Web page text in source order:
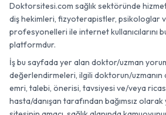
Doktorsitesi.com sağlık sektöründe
diş hekimleri, fizyoterapistler, psikologlar
profesyonelleri ile internet kullanıcılarını
platformdur.
İş bu sayfada yer alan doktor/uzman
değerlendirmeleri, ilgili doktorun/uzmanın
emri, talebi, önerisi, tavsiyesi ve/veya ricası
hasta/danışan tarafından bağımsız olarak